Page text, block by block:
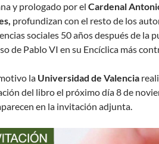
y prologado por el Cardenal
profundizan con el resto de los
sociales 50 años después de la
de Pablo VI en su Encíclica más
la Universidad de Valencia
del libro el próximo día 8 de
en la invitación adjunta.